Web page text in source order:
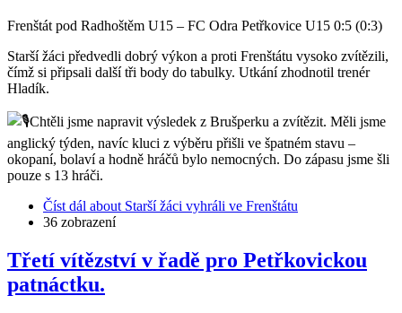
Frenštát pod Radhoštěm U15 – FC Odra Petřkovice U15 0:5 (0:3)
Starší žáci předvedli dobrý výkon a proti Frenštátu vysoko zvítězili,
čímž si připsali další tři body do tabulky. Utkání zhodnotil trenér
Hladík.
Chtěli jsme napravit výsledek z Brušperku a zvítězit. Měli jsme
anglický týden, navíc kluci z výběru přišli ve špatném stavu –
okopaní, bolaví a hodně hráčů bylo nemocných. Do zápasu jsme šli
pouze s 13 hráči.
Číst dál about Starší žáci vyhráli ve Frenštátu
36 zobrazení
Třetí vítězství v řadě pro Petřkovickou
patnáctku.